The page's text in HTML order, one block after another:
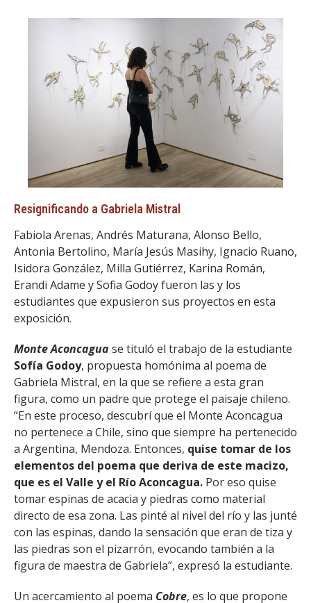
Resignificando a Gabriela Mistral
Fabiola Arenas, Andrés Maturana, Alonso Bello,
Antonia Bertolino, María Jesús Masihy, Ignacio Ruano,
Isidora González, Milla Gutiérrez, Karina Román,
Erandi Adame y Sofia Godoy fueron las y los
estudiantes que expusieron sus proyectos en esta
exposición.
Monte Aconcaguase tituló el trabajo de la estudiante
Sofía Godoy, propuesta homónima al poema de
Gabriela Mistral, en la que se refiere a esta gran
figura, como un padre que protege el paisaje chileno.
“En este proceso, descubrí que el Monte Aconcagua
no pertenece a Chile, sino que siempre ha pertenecido
a Argentina, Mendoza. Entonces, quise tomar de los
elementos del poema que deriva de este macizo,
que es el Valle y el Río Aconcagua. Por eso quise
tomar espinas de acacia y piedras como material
directo de esa zona. Las pinté al nivel del río y las junté
con las espinas, dando la sensación que eran de tiza y
las piedras son el pizarrón, evocando también a la
figura de maestra de Gabriela”, expresó la estudiante.
Un acercamiento al poema Cobre, es lo que propone